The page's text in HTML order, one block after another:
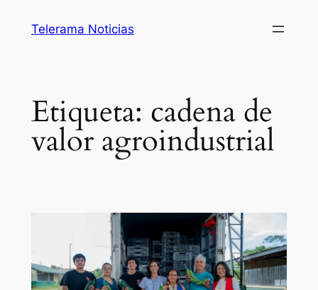
Telerama Noticias
Etiqueta: cadena de
valor agroindustrial